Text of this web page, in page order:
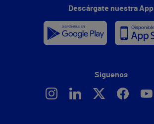
Descárgate nuestra App
Síguenos